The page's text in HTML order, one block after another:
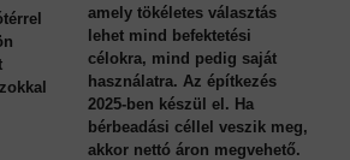
amely tökéletes választás
lehet mind befektetési
célokra, mind pedig saját
használatra. Az építkezés
2025-ben készül el. Ha
bérbeadási céllel veszik meg,
akkor nettó áron megvehető.